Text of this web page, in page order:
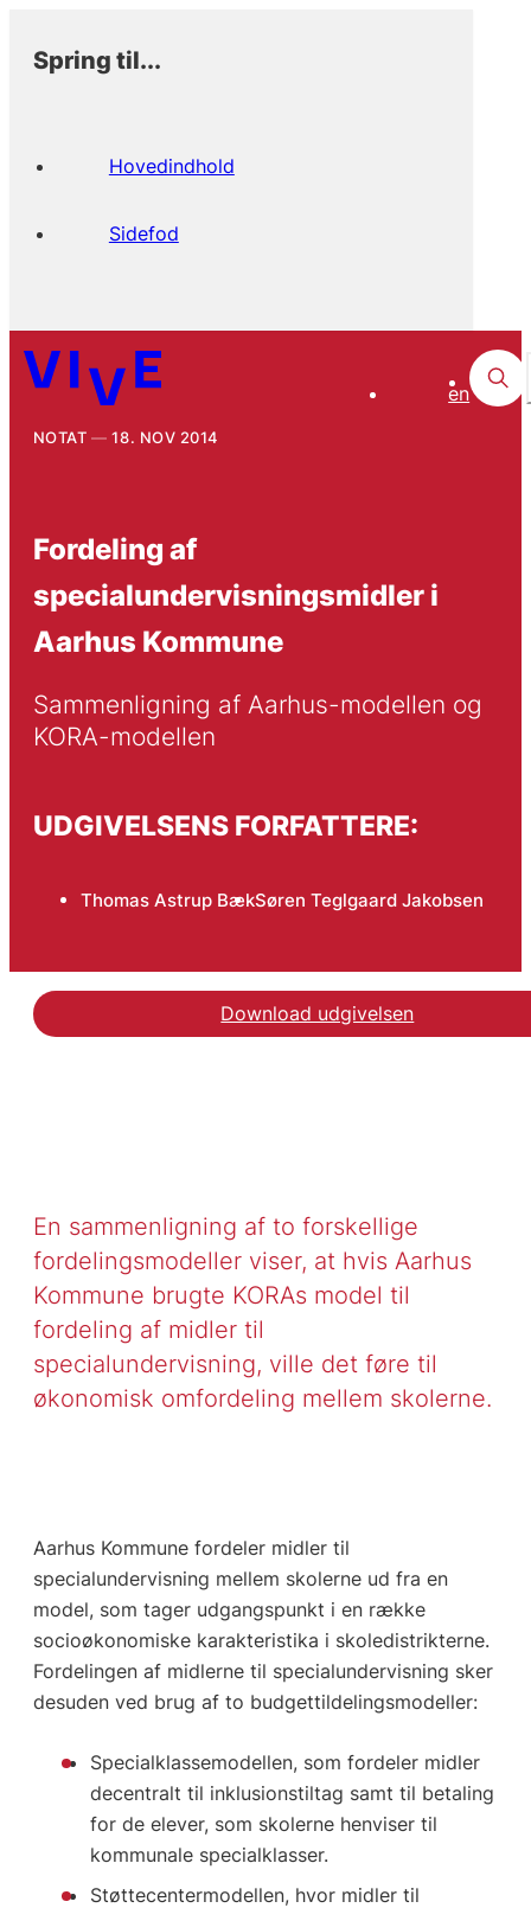
Spring til...
Hovedindhold
Sidefod
en
NOTAT 18. NOV 2014
Fordeling af
specialundervisningsmidler i
Aarhus Kommune
Sammenligning af Aarhus-modellen og
KORA-modellen
UDGIVELSENS FORFATTERE:
Thomas Astrup BækSøren Teglgaard Jakobsen
Download udgivelsen
En sammenligning af to forskellige
fordelingsmodeller viser, at hvis Aarhus
Kommune brugte KORAs model til
fordeling af midler til
specialundervisning, ville det føre til
økonomisk omfordeling mellem skolerne.
Aarhus Kommune fordeler midler til
specialundervisning mellem skolerne ud fra en
model, som tager udgangspunkt i en række
socioøkonomiske karakteristika i skoledistrikterne.
Fordelingen af midlerne til specialundervisning sker
desuden ved brug af to budgettildelingsmodeller:
Specialklassemodellen, som fordeler midler
decentralt til inklusionstiltag samt til betaling
for de elever, som skolerne henviser til
kommunale specialklasser.
Støttecentermodellen, hvor midler til